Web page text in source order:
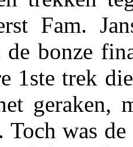
Fam.
bonze
1ste trek
geraken,
Toch was